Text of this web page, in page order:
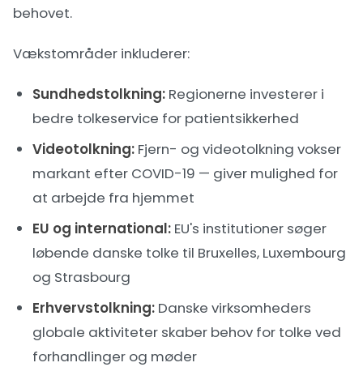
behovet.
Vækstområder inkluderer:
Sundhedstolkning: Regionerne investerer i
bedre tolkeservice for patientsikkerhed
Videotolkning: Fjern- og videotolkning vokser
markant efter COVID-19 — giver mulighed for
at arbejde fra hjemmet
EU og international: EU's institutioner søger
løbende danske tolke til Bruxelles, Luxembourg
og Strasbourg
Erhvervstolkning: Danske virksomheders
globale aktiviteter skaber behov for tolke ved
forhandlinger og møder